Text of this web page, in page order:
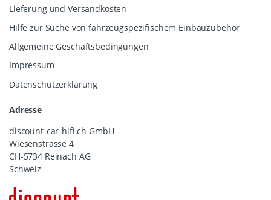
Lieferung und Versandkosten
Hilfe zur Suche von fahrzeugspezifischem Einbauzubehör
Allgemeine Geschäftsbedingungen
Impressum
Datenschutzerklärung
Adresse
discount-car-hifi.ch GmbH
Wiesenstrasse 4
CH-5734 Reinach AG
Schweiz